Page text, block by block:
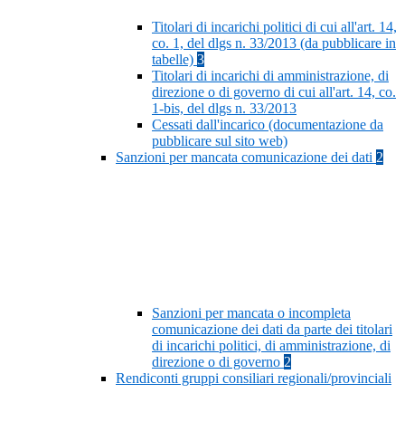
Titolari di incarichi politici di cui all'art. 14,
co. 1, del dlgs n. 33/2013 (da pubblicare in
tabelle) 3
Titolari di incarichi di amministrazione, di
direzione o di governo di cui all'art. 14, co.
1-bis, del dlgs n. 33/2013
Cessati dall'incarico (documentazione da
pubblicare sul sito web)
Sanzioni per mancata comunicazione dei dati 2
Sanzioni per mancata o incompleta
comunicazione dei dati da parte dei titolari
di incarichi politici, di amministrazione, di
direzione o di governo 2
Rendiconti gruppi consiliari regionali/provinciali